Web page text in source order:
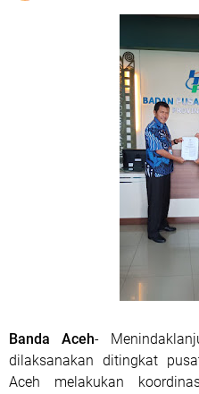
Banda Aceh-
dilaksanakan ditingkat
Aceh melakukan